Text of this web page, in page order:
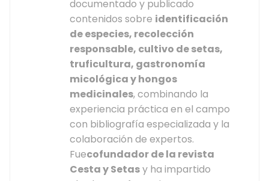
documentado y publicado
contenidos sobre identificación
de especies, recolección
responsable, cultivo de setas,
truficultura, gastronomía
micológica y hongos
medicinales, combinando la
experiencia práctica en el campo
con bibliografía especializada y la
colaboración de expertos.
Fuecofundador de la revista
Cesta y Setasy ha impartido